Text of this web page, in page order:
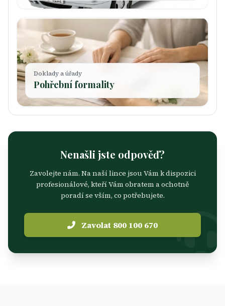
Doklady a úřady
Pohřební formality
Nenašli jste odpověď?
Zavolejte nám. Na naší lince jsou Vám k dispozici
profesionálové, kteří Vám obratem a ochotně
poradí se vším, co potřebujete.
Zavolat 800 100 670